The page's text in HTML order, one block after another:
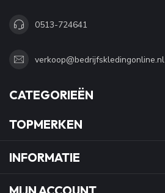
0513-724641
verkoop@bedrijfskledingonline.nl
CATEGORIEËN
TOPMERKEN
INFORMATIE